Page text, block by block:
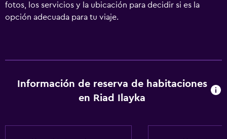
fotos, los servicios y la ubicación para decidir si es la
opción adecuada para tu viaje.
Información de reserva de habitaciones
en Riad Ilayka